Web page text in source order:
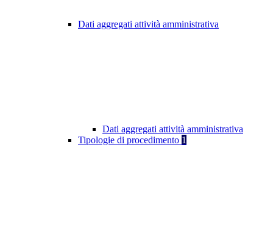
Dati aggregati attività amministrativa
Dati aggregati attività amministrativa
Tipologie di procedimento 1